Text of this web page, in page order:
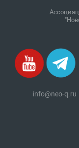
info@neo-q.ru